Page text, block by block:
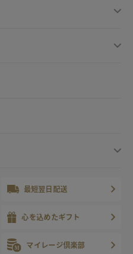
最短翌日配送
心を込めたギフト
マイレージ倶楽部